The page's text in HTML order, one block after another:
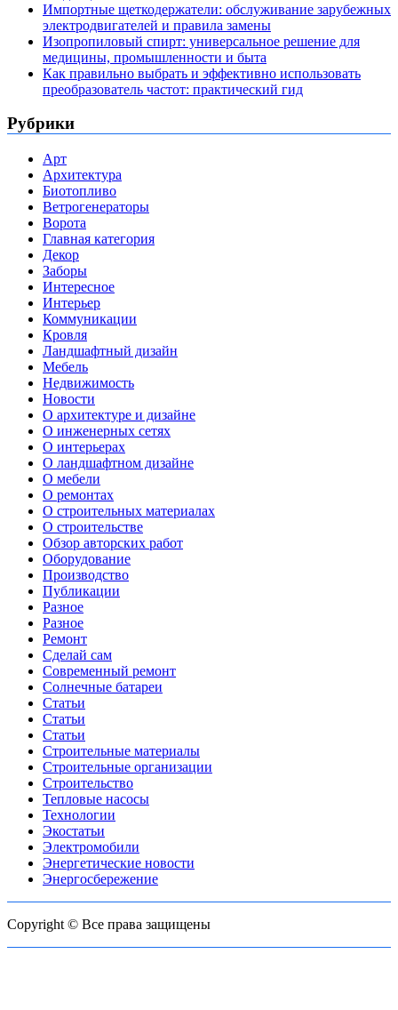
Импортные щеткодержатели: обслуживание зарубежных
электродвигателей и правила замены
Изопропиловый спирт: универсальное решение для
медицины, промышленности и быта
Как правильно выбрать и эффективно использовать
преобразователь частот: практический гид
Рубрики
Арт
Архитектура
Биотопливо
Ветрогенераторы
Ворота
Главная категория
Декор
Заборы
Интересное
Интерьер
Коммуникации
Кровля
Ландшафтный дизайн
Мебель
Недвижимость
Новости
О архитектуре и дизайне
О инженерных сетях
О интерьерах
О ландшафтном дизайне
О мебели
О ремонтах
О строительных материалах
О строительстве
Обзор авторских работ
Оборудование
Производство
Публикации
Разное
Разное
Ремонт
Сделай сам
Современный ремонт
Солнечные батареи
Статьи
Статьи
Статьи
Строительные материалы
Строительные организации
Строительство
Тепловые насосы
Технологии
Экостатьи
Электромобили
Энергетические новости
Энергосбережение
Copyright © Все права защищены